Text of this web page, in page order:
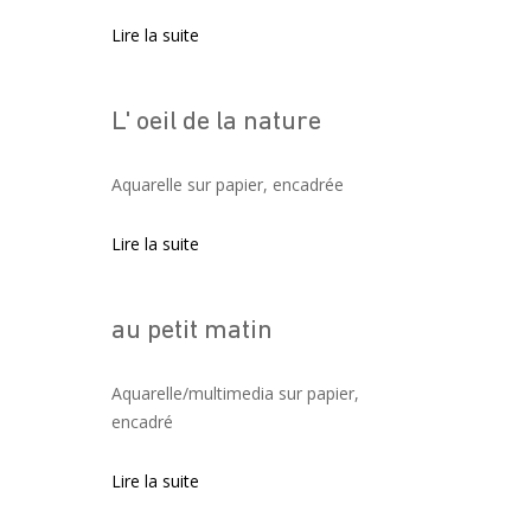
Lire la suite
L' oeil de la nature
Aquarelle sur papier, encadrée
Lire la suite
au petit matin
Aquarelle/multimedia sur papier,
encadré
Lire la suite